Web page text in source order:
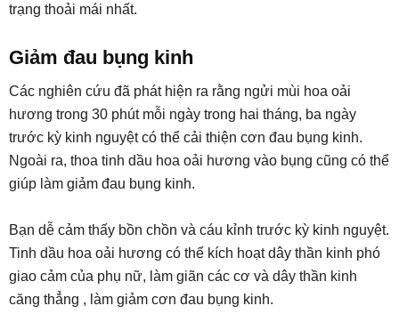
trạng thoải mái nhất.
Giảm đau bụng kinh
Các nghiên cứu đã phát hiện ra rằng ngửi mùi hoa oải
hương trong 30 phút mỗi ngày trong hai tháng, ba ngày
trước kỳ kinh nguyệt có thể cải thiện cơn đau bụng kinh.
Ngoài ra, thoa tinh dầu hoa oải hương vào bụng cũng có thể
giúp làm giảm đau bụng kinh.
Bạn dễ cảm thấy bồn chồn và cáu kỉnh trước kỳ kinh nguyệt.
Tinh dầu hoa oải hương có thể kích hoạt dây thần kinh phó
giao cảm của phụ nữ, làm giãn các cơ và dây thần kinh
căng thẳng , làm giảm cơn đau bụng kinh.